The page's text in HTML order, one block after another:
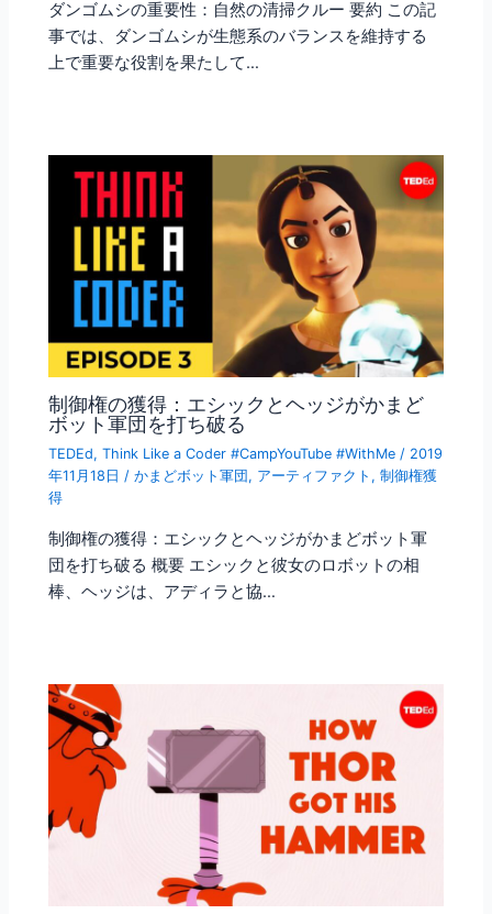
ダンゴムシの重要性：自然の清掃クルー 要約 この記
事では、ダンゴムシが生態系のバランスを維持する
上で重要な役割を果たして…
制御権の獲得：エシックとヘッジがかまど
ボット軍団を打ち破る
TEDEd,Think Like a Coder #CampYouTube #WithMe / 2019
年11月18日/かまどボット軍団 , アーティファクト ,制御権獲
得
制御権の獲得：エシックとヘッジがかまどボット軍
団を打ち破る 概要 エシックと彼女のロボットの相
棒、ヘッジは、アディラと協…